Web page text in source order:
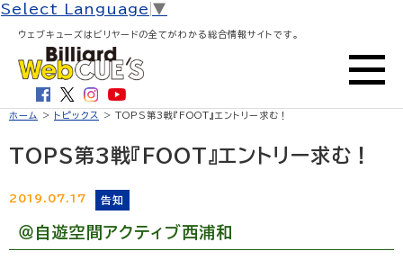
Select Language ▼
ウェブキューズはビリヤードの全てがわかる総合情報サイトです。
ホーム > トピックス > TOPS第3戦『FOOT』エントリー求む！
TOPS第3戦『FOOT』エントリー求む！
2019.07.17 告知
＠自遊空間アクティブ西浦和